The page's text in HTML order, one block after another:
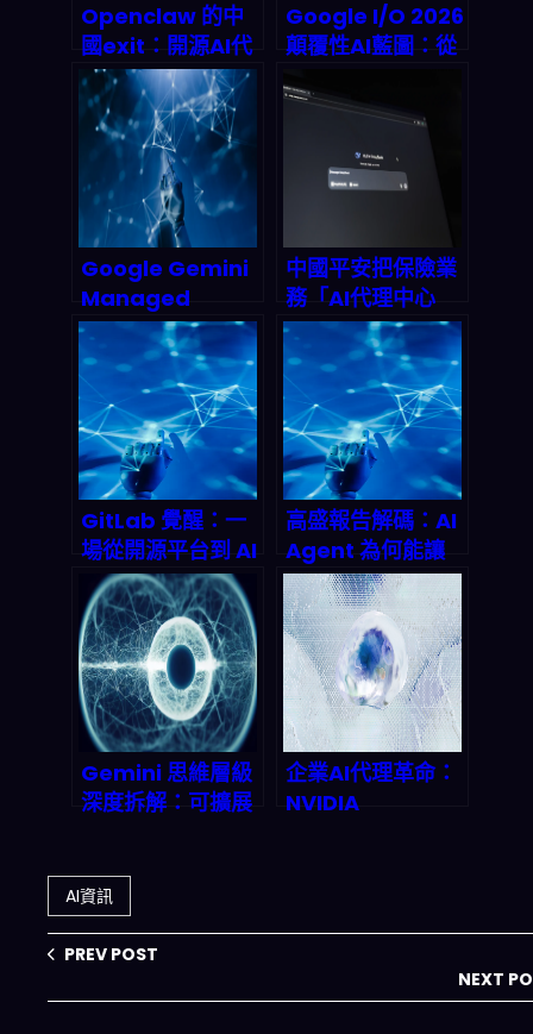
Openclaw 的中
國exit：開源AI代
理如何觸礁數據隱
私新規？
Google I/O 2026
顛覆性AI藍圖：從
Unlimited到端對
端自動化，下一代
雲端Agentic革命
全解析
Google Gemini
Managed
Agents 深度拆
解：一次 API 呼叫
就能部署全自動 AI
代理，2026 代理
式經濟正式引爆
中國平安把保險業
務「AI代理中心
化」後，2026年
你該怎麼讀懂這盤
棋？
GitLab 覺醒：一
場從開源平台到 AI
代理軍團的豪賭，
2027 年市值將翻
倍？
高盛報告解碼：AI
Agent 為何能讓
科技巨頭現金流暴
漲？2026 變現拐
點全拆解
Gemini 思維層級
深度拆解：可擴展
邏輯
企業AI代理革命：
NVIDIA
AI資訊
PREV POST
NEXT